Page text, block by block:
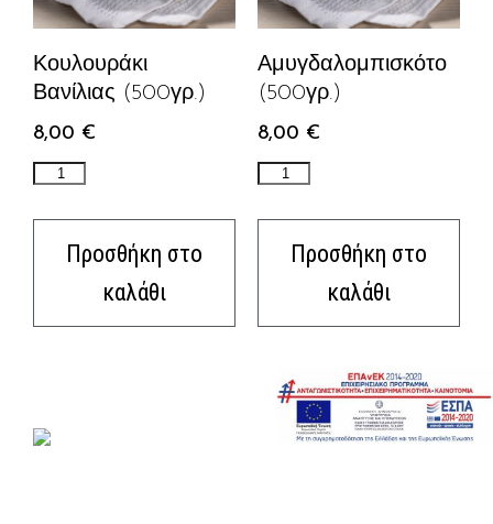
Κουλουράκι
Βανίλιας (500γρ.)
8,00 €
Προσθήκη στο
καλάθι
Αμυγδαλομπισκότο
(500γρ.)
8,00 €
Προσθήκη στο
καλάθι